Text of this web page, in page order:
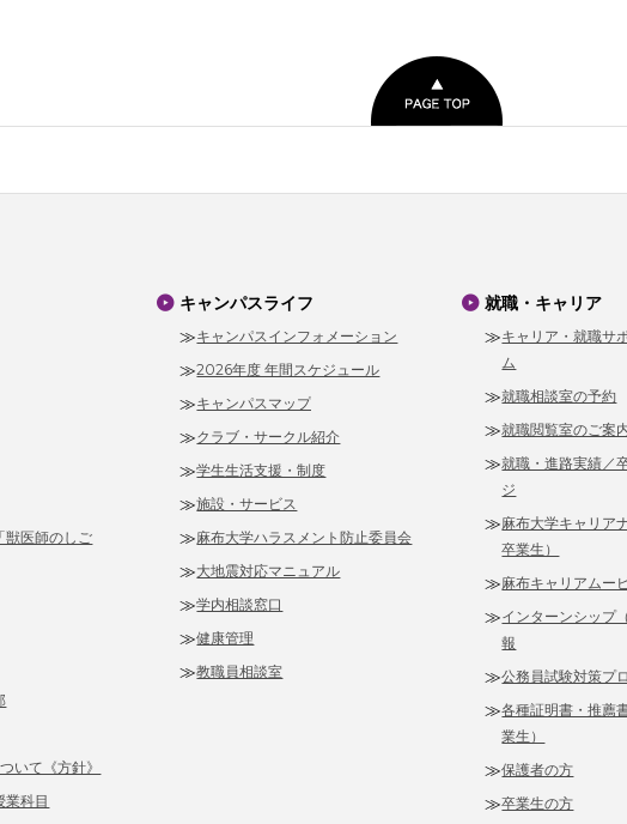
獣医師のしご
いて《方針》
業科目
キャンパスライフ
キャンパスインフォメーション
2026年度 年間スケジュール
キャンパスマップ
クラブ・サークル紹介
学生生活支援・制度
施設・サービス
麻布大学ハラスメント防止委員会
大地震対応マニュアル
学内相談窓口
健康管理
教職員相談室
就職・キャリア
キャリア・就職サ
ム
就職相談室の予約
就職閲覧室のご案
就職・進路実績／
ジ
麻布大学キャリア
卒業生）
麻布キャリアムー
インターンシップ
報
公務員試験対策プ
各種証明書・推薦
業生）
保護者の方
卒業生の方